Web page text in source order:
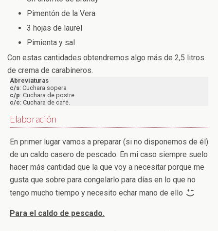
Pimentón de la Vera
3 hojas de laurel
Pimienta y sal
Con estas cantidades obtendremos algo más de 2,5 litros
de crema de carabineros.
Abreviaturas
c/s: Cuchara sopera
c/p: Cuchara de postre
c/c: Cuchara de café.
Elaboración
En primer lugar vamos a preparar (si no disponemos de él)
de un caldo casero de pescado. En mi caso siempre suelo
hacer más cantidad que la que voy a necesitar porque me
gusta que sobre para congelarlo para días en lo que no
tengo mucho tiempo y necesito echar mano de ello
Para el caldo de pescado.